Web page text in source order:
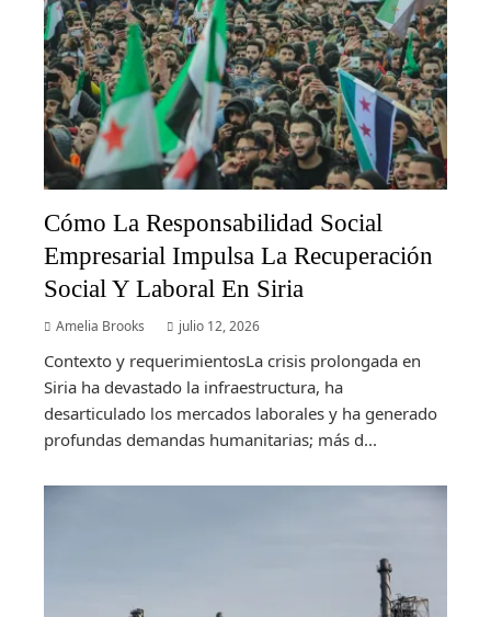
Cómo La Responsabilidad Social
Empresarial Impulsa La Recuperación
Social Y Laboral En Siria
Amelia Brooks julio 12, 2026
Contexto y requerimientosLa crisis prolongada en
Siria ha devastado la infraestructura, ha
desarticulado los mercados laborales y ha generado
profundas demandas humanitarias; más d...